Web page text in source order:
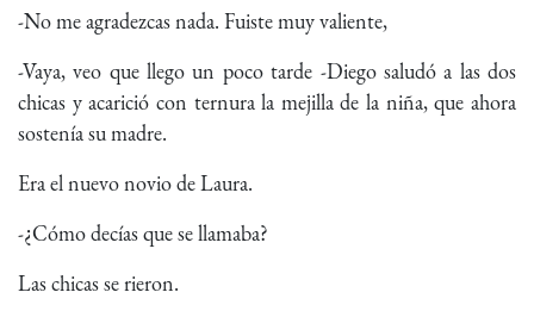
-No me agradezcas nada. Fuiste muy valiente,
-Vaya, veo que llego un poco tarde -Diego saludó a las dos
chicas y acarició con ternura la mejilla de la niña, que ahora
sostenía su madre.
Era el nuevo novio de Laura.
-¿Cómo decías que se llamaba?
Las chicas se rieron.